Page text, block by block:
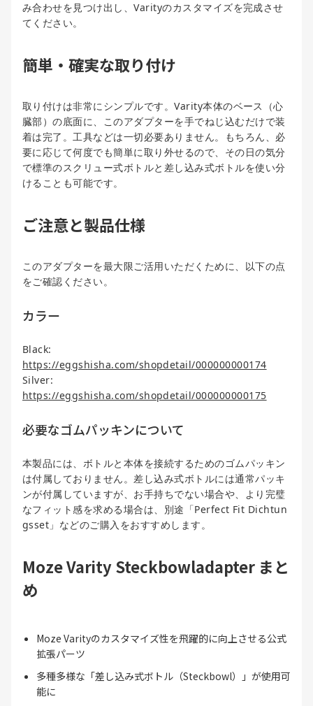
み合わせを見つけ出し、Varityのカスタマイズを完成させ
てください。
簡単・確実な取り付け
取り付けは非常にシンプルです。Varity本体のベース（心
臓部）の底面に、このアダプターを手でねじ込むだけで装
着は完了。工具などは一切必要ありません。もちろん、必
要に応じて何度でも簡単に取り外せるので、その日の気分
で標準のスクリュー式ボトルと差し込み式ボトルを使い分
けることも可能です。
ご注意と製品仕様
このアダプターを最大限ご活用いただくために、以下の点
をご確認ください。
カラー
Black:
https://eggshisha.com/shopdetail/000000000174
Silver:
https://eggshisha.com/shopdetail/000000000175
必要なゴムパッキンについて
本製品には、ボトルと本体を接続するためのゴムパッキン
は付属しておりません。差し込み式ボトルには通常パッキ
ンが付属していますが、お手持ちでない場合や、より完璧
なフィット感を求める場合は、別途「Perfect Fit Dichtun
gsset」などのご購入をおすすめします。
Moze Varity Steckbowladapter まと
め
Moze Varityのカスタマイズ性を飛躍的に向上させる公式
拡張パーツ
多種多様な「差し込み式ボトル（Steckbowl）」が使用可
能に